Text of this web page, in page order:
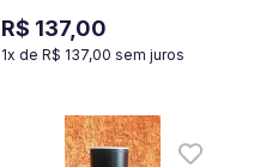
R$ 137,00
1x de R$ 137,00 sem juros